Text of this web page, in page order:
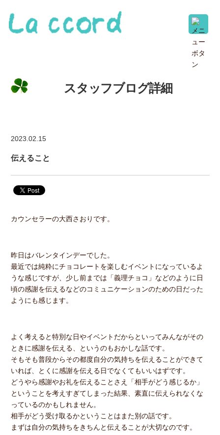
スタッフブログ詳細
2023.02.15
伝えること
カウンセラーの大西さおりです。
昨日はバレンタインデーでした。
最近では純粋にチョコレートを楽しむイベントになっているよ
うな感じですが、少し前までは「義理チョコ」などのように日
頃の感謝を伝えるなどのコミュニケーションのための日だった
ようにも感じます。
よく考えると特別な日やイベントだからといってみんながその
ときに感謝を伝える、というのもおかしな話です。
そもそも普段からその都度自分の気持ちを伝えることができて
いれば、とくに感謝を伝える日でなくてもいいはずです。
どうやら感謝やお礼を伝えることさえ「相手がどう感じるか」
ということを考えすぎてしまった結果、素直に伝えられなくな
っているのかもしれません。
相手がどう受け取るかということはまた別の話です。
まずは自分の気持ちをきちんと伝えることが大切なのです。